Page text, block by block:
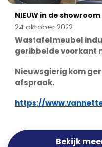
NIEUW in de showroom
24 oktober 2022
Wastafelmeubel
geribbelde voorkant
Nieuwsgierig kom
afspraak.
https://
Bekijk